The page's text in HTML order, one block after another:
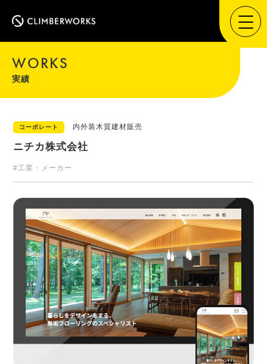
WORKS
実績
コーポレート 内外装木質建材販売
ニチカ株式会社
#工業・メーカー